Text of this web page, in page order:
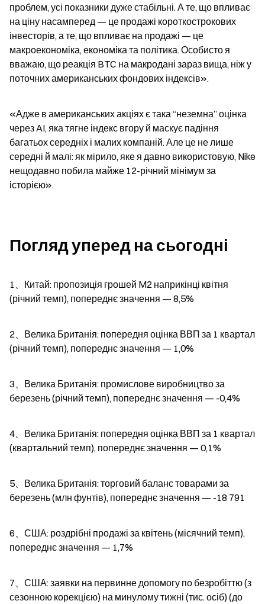
проблем, усі показники дуже стабільні. А те, що впливає
на ціну насамперед — це продажі короткострокових
інвесторів, а те, що впливає на продажі — це
макроекономіка, економіка та політика. Особисто я
вважаю, що реакція BTC на макродані зараз вища, ніж у
поточних американських фондових індексів».
«Адже в американських акціях є така “неземна” оцінка
через AI, яка тягне індекс вгору й маскує падіння
багатьох середніх і малих компаній. Але це не лише
середні й малі: як мірило, яке я давно використовую, Nike
нещодавно побила майже 12-річний мінімум за
історією».
Погляд уперед на сьогодні
1、Китай: пропозиція грошей M2 наприкінці квітня
(річний темп), попереднє значення — 8,5%
2、Велика Британія: попередня оцінка ВВП за 1 квартал
(річний темп), попереднє значення — 1,0%
3、Велика Британія: промислове виробництво за
березень (річний темп), попереднє значення — -0,4%
4、Велика Британія: попередня оцінка ВВП за 1 квартал
(квартальний темп), попереднє значення — 0,1%
5、Велика Британія: торговий баланс товарами за
березень (млн фунтів), попереднє значення — -18 791
6、США: роздрібні продажі за квітень (місячний темп),
попереднє значення — 1,7%
7、США: заявки на первинне допомогу по безробіттю (з
сезонною корекцією) на минулому тижні (тис. осіб) (до